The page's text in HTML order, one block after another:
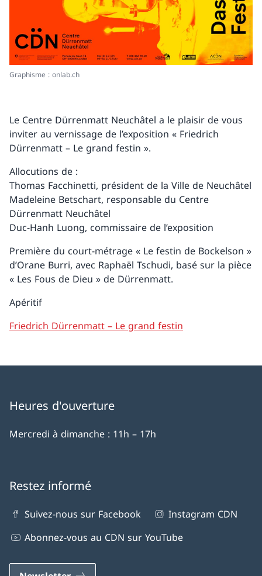
Graphisme : onlab.ch
Le Centre Dürrenmatt Neuchâtel a le plaisir de vous
inviter au vernissage de l’exposition « Friedrich
Dürrenmatt – Le grand festin ».
Allocutions de :
Thomas Facchinetti, président de la Ville de Neuchâtel
Madeleine Betschart, responsable du Centre
Dürrenmatt Neuchâtel
Duc-Hanh Luong, commissaire de l’exposition
Première du court-métrage « Le festin de Bockelson »
d’Orane Burri, avec Raphaël Tschudi, basé sur la pièce
« Les Fous de Dieu » de Dürrenmatt.
Apéritif
Friedrich Dürrenmatt – Le grand festin
Heures d'ouverture
Mercredi à dimanche : 11h – 17h
Restez informé
Suivez-nous sur Facebook
Instagram CDN
Abonnez-vous au CDN sur YouTube